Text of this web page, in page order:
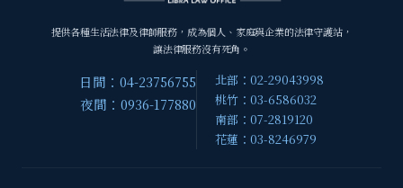
提供各種生活法律及律師服務，成為個人、家庭與企業的法律守護站，
讓法律服務沒有死角。
日間：04-23756755
夜間：0936-177880
北部：02-29043998
桃竹：03-6586032
南部：07-2819120
花蓮：03-8246979